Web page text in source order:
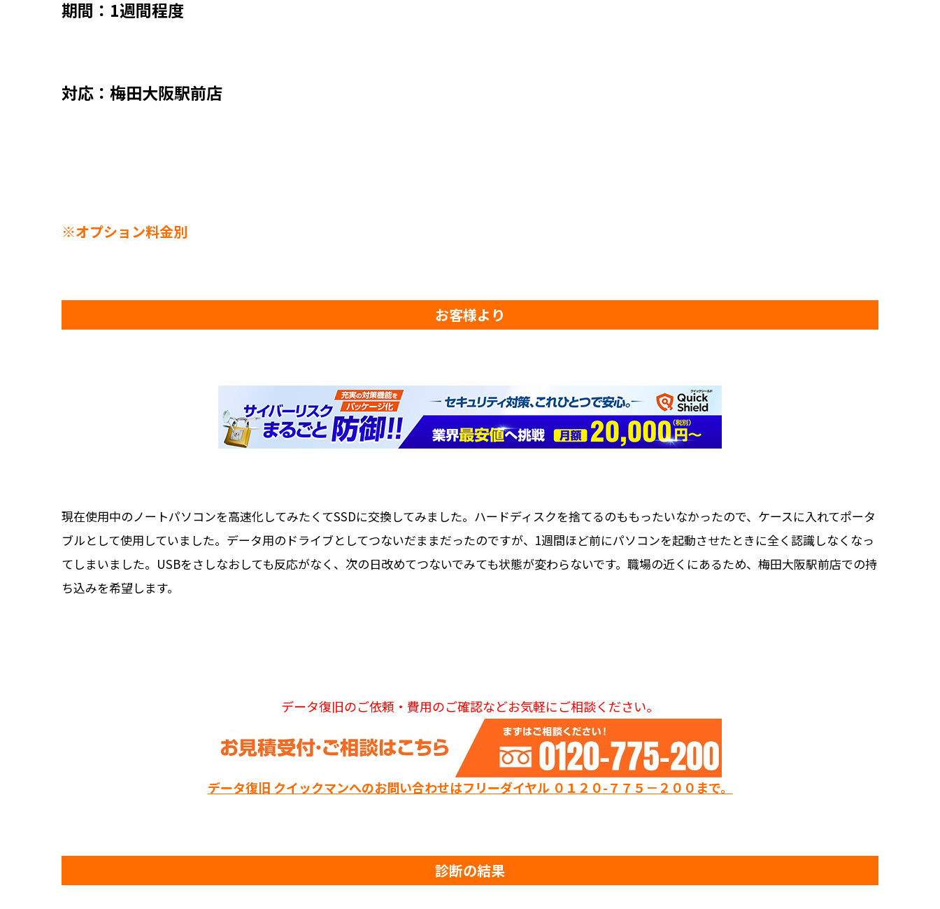
期間：1週間程度
対応：梅田大阪駅前店
※オプション料金別
お客様より
現在使用中のノートパソコンを高速化してみたくてSSDに交換してみました。ハードディスクを捨てるのももったいなかったので、ケースに入れてポータ
ブルとして使用していました。データ用のドライブとしてつないだままだったのですが、1週間ほど前にパソコンを起動させたときに全く認識しなくなっ
てしまいました。USBをさしなおしても反応がなく、次の日改めてつないでみても状態が変わらないです。職場の近くにあるため、梅田大阪駅前店での持
ち込みを希望します。
データ復旧のご依頼・費用のご確認などお気軽にご相談ください。
データ復旧 クイックマンへのお問い合わせはフリーダイヤル ０１２０-７７５－２００まで。
診断の結果